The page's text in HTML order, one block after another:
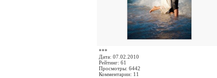
***
Дата: 07.02.2010
Рейтинг: 61
Просмотры: 6442
Комментарии: 11